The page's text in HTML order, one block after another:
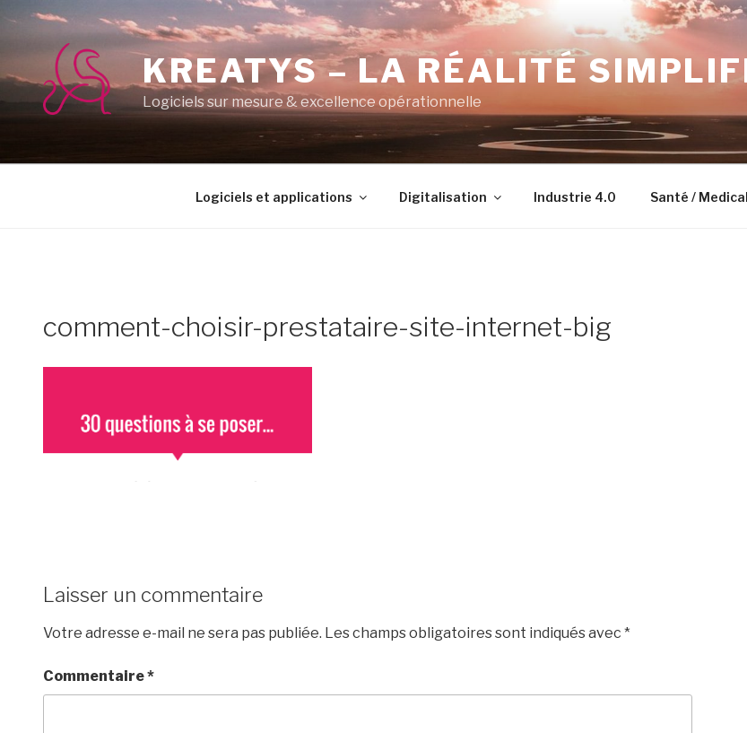
contenu
principal
KREATYS – LA RÉALITÉ
Logiciels sur mesure & excellence opérationnelle
Logiciels et applications Digitalisation Industrie 4.0 Santé / Medical
comment-choisir-prestataire-site-internet-big
Laisser un commentaire
Votre adresse e-mail ne sera pas publiée. Les champs obligatoires sont indiqués avec *
Commentaire*